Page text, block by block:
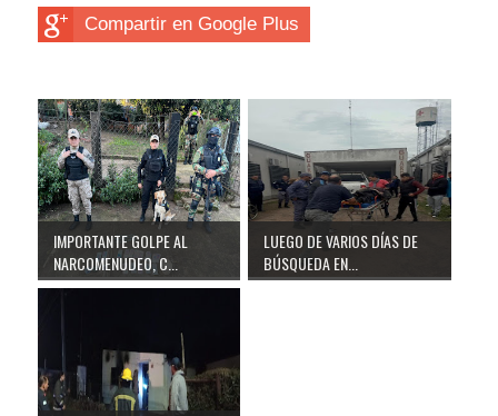
Compartir en Google Plus
IMPORTANTE GOLPE AL
NARCOMENUDEO, C...
LUEGO DE VARIOS DÍAS DE
BÚSQUEDA EN...